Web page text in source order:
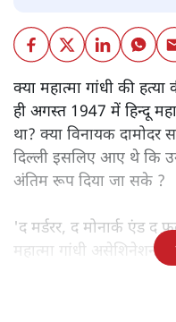
क्या महात्मा गांधी की
ही अगस्त 1947 में हिन्दू
था? क्या विनायक
दिल्ली इसलिए आए थे कि
अंतिम रूप दिया जा सके ?
'द मर्डरर, द मोनार्क एंड
महात्मा गांधी असेशिनेशन'